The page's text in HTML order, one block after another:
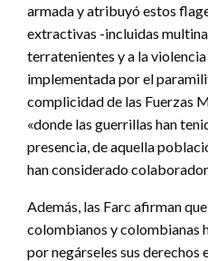
armada y atribuyó estos
extractivas -incluidas
terratenientes y a la
implementada por el
complicidad de las Fuerzas
«donde las guerrillas han
presencia, de aquella
han considerado
Además, las Farc afirman
colombianos y colombianas
por negárseles sus derechos